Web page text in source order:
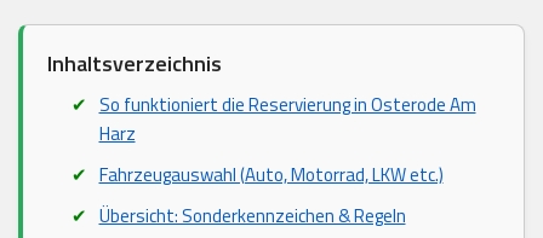
Inhaltsverzeichnis
So funktioniert die Reservierung in Osterode Am
Harz
Fahrzeugauswahl (Auto, Motorrad, LKW etc.)
Übersicht: Sonderkennzeichen & Regeln